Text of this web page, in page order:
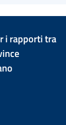
i rapporti tra